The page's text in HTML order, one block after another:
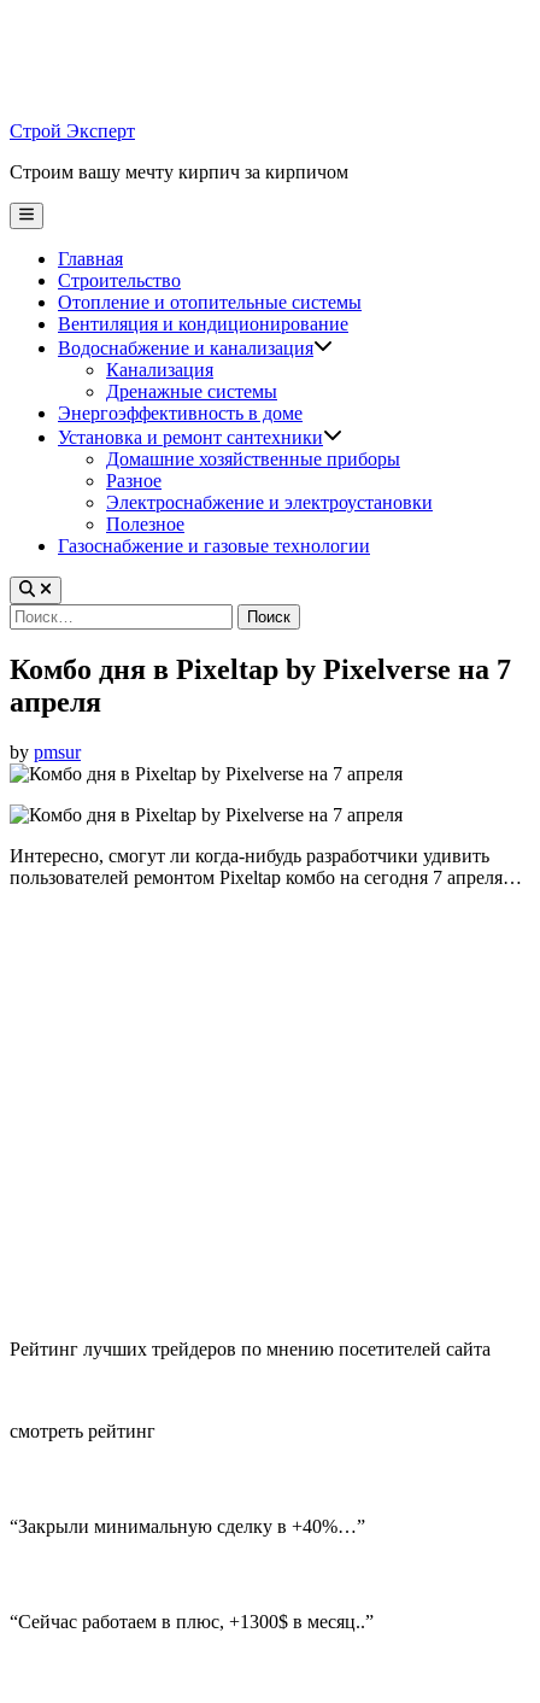
Строй Эксперт
Строим вашу мечту кирпич за кирпичом
Main
Menu
Главная
Строительство
Отопление и отопительные системы
Вентиляция и кондиционирование
Водоснабжение и канализация
Канализация
Дренажные системы
Энергоэффективность в доме
Установка и ремонт сантехники
Домашние хозяйственные приборы
Разное
Электроснабжение и электроустановки
Полезное
Газоснабжение и газовые технологии
Найти:
Комбо дня в Pixeltap by Pixelverse на 7
апреля
by pmsur
Интересно, смогут ли когда-нибудь разработчики удивить
пользователей ремонтом Pixeltap комбо на сегодня 7 апреля…
Рейтинг лучших трейдеров по мнению посетителей сайта
смотреть рейтинг
“Закрыли минимальную сделку в +40%…”
“Сейчас работаем в плюс, +1300$ в месяц..”